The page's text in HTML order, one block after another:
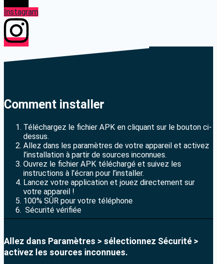
Instagram
Comment installer
Téléchargez le fichier APK en cliquant sur le bouton ci-
dessus.
Allez dans les paramètres de votre appareil et activez
l’installation à partir de sources inconnues.
Ouvrez le fichier APK téléchargé et suivez les
instructions à l’écran pour l’installer.
Lancez votre application et jouez directement sur
votre appareil !
100% SÛR pour votre téléphone
Sécurité vérifiée
Allez dans Paramètres > sélectionnez Sécurité >
activez les sources inconnues.